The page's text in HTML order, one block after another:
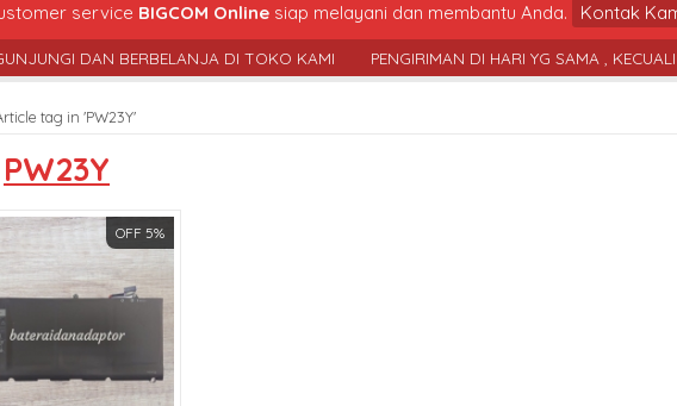
service BIGCOM Onlinesiap melayani dan membantu Anda. Kontak
DAN BERBELANJA DI TOKO KAMI PENGIRIMAN DI HARI YG SAMA , KECUALI LEWAT
tag in 'PW23Y'
PW23Y
OFF 5%